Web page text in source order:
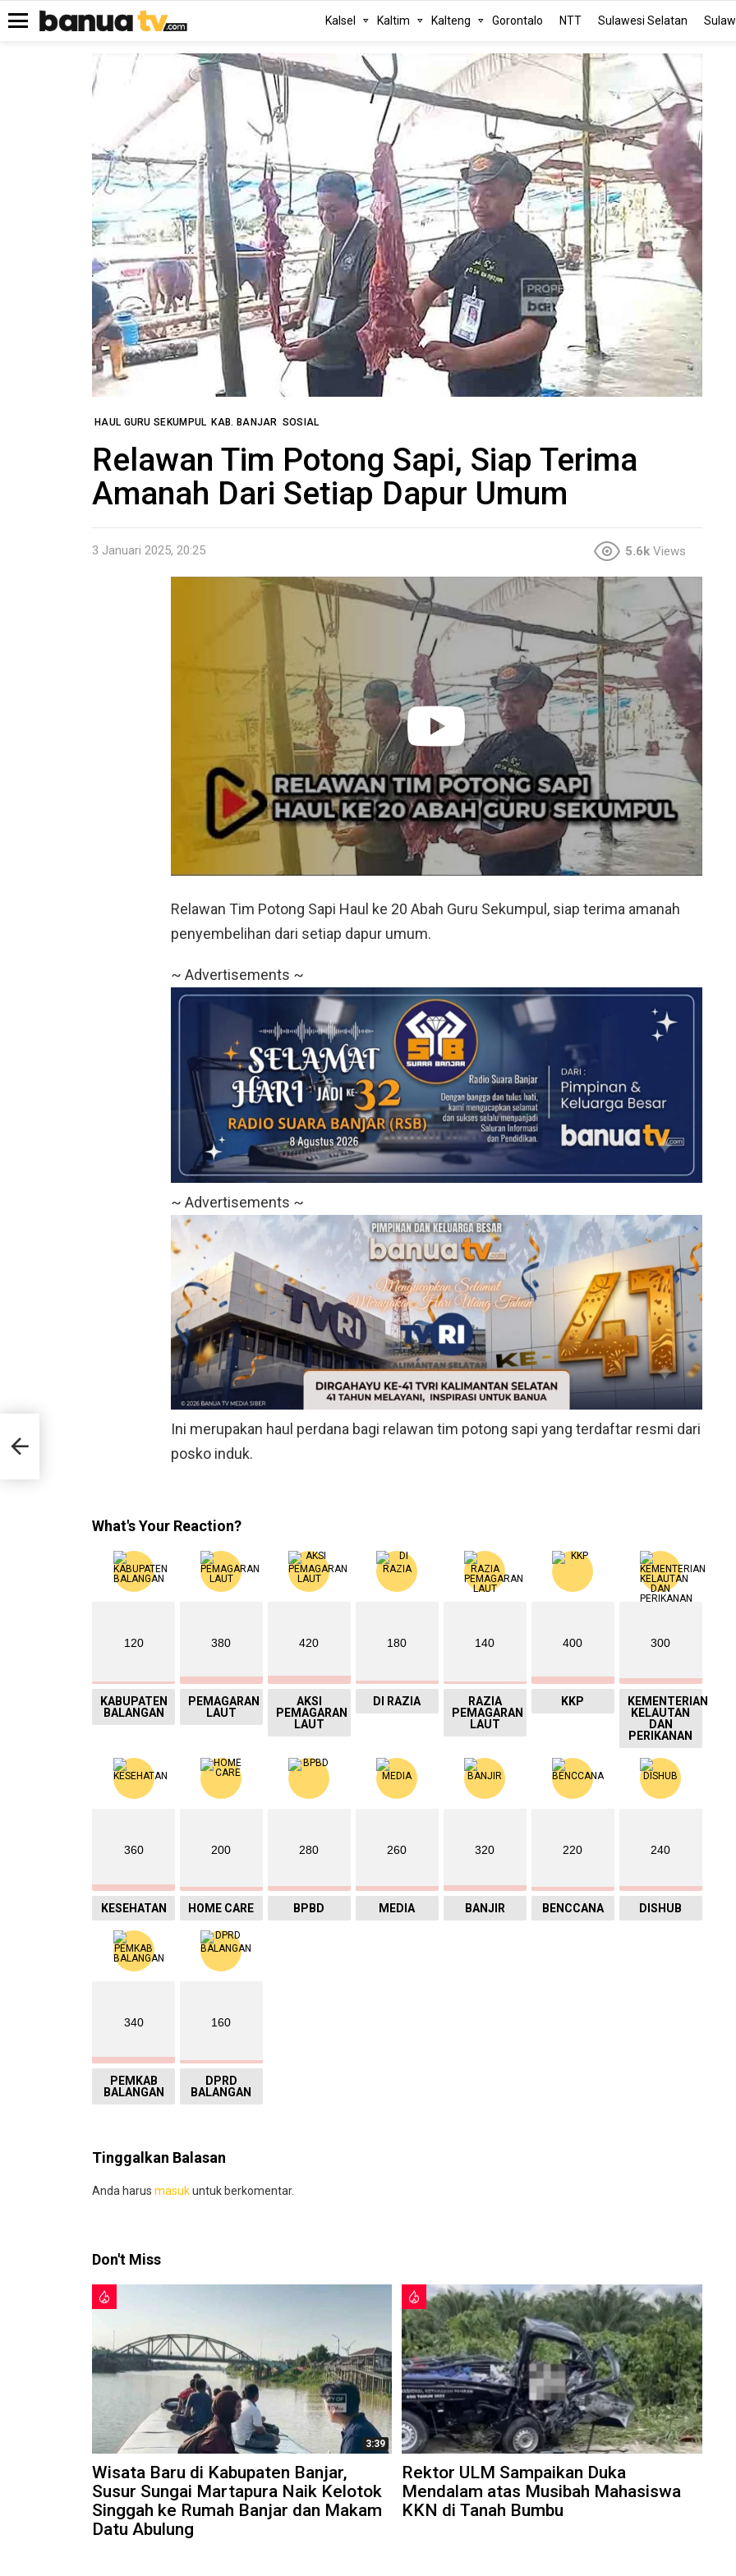
Kalsel Kaltim Kalteng Gorontalo NTT Sulawesi Selatan
HAUL GURU SEKUMPUL KAB. BANJAR SOSIAL
Relawan Tim Potong Sapi, Siap Terima
Amanah Dari Setiap Dapur Umum
3 Januari 2025, 20:25 5.6k Views
Relawan Tim Potong Sapi Haul ke 20 Abah Guru Sekumpul, siap terima amanah
penyembelihan dari setiap dapur umum.
~ Advertisements ~
~ Advertisements ~
Ini merupakan haul perdana bagi relawan tim potong sapi yang terdaftar resmi dari
posko induk.
What's Your Reaction?
120
KABUPATEN
BALANGAN
380
PEMAGARAN
LAUT
420
AKSI
PEMAGARAN
LAUT
180
DI RAZIA
140
RAZIA
PEMAGARAN
LAUT
400
KKP
300
KEMENTERIAN
KELAUTAN
DAN
PERIKANAN
360
KESEHATAN
200
HOME CARE
280
BPBD
260
MEDIA
320
BANJIR
220
BENCCANA
240
DISHUB
340
PEMKAB
BALANGAN
160
DPRD
BALANGAN
Tinggalkan Balasan
Anda harus masukuntuk berkomentar.
Don't Miss
3:39
Wisata Baru di Kabupaten Banjar,
Susur Sungai Martapura Naik Kelotok
Singgah ke Rumah Banjar dan Makam
Datu Abulung
Rektor ULM Sampaikan Duka
Mendalam atas Musibah Mahasiswa
KKN di Tanah Bumbu